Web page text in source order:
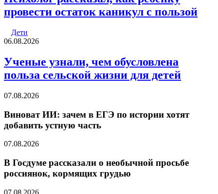
провести остаток каникул с пользой
Дети
06.08.2026
Ученые узнали, чем обусловлена
польза сельской жизни для детей
07.08.2026
Виноват ИИ: зачем в ЕГЭ по истории хотят
добавить устную часть
07.08.2026
В Госдуме рассказали о необычной просьбе
россиянок, кормящих грудью
07.08.2026